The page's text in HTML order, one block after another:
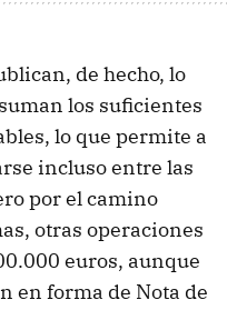
de hecho, lo
los suficientes
lo que permite a
incluso entre las
por el camino
otras operaciones
euros, aunque
en forma de Nota de